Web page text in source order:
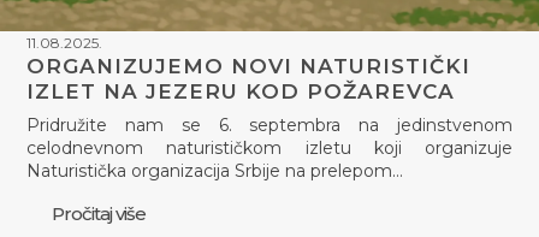
11.08.2025.
ORGANIZUJEMO NOVI NATURISTIČKI
IZLET NA JEZERU KOD POŽAREVCA
Pridružite nam se 6. septembra na jedinstvenom
celodnevnom naturističkom izletu koji organizuje
Naturistička organizacija Srbije na prelepom…
Pročitaj više